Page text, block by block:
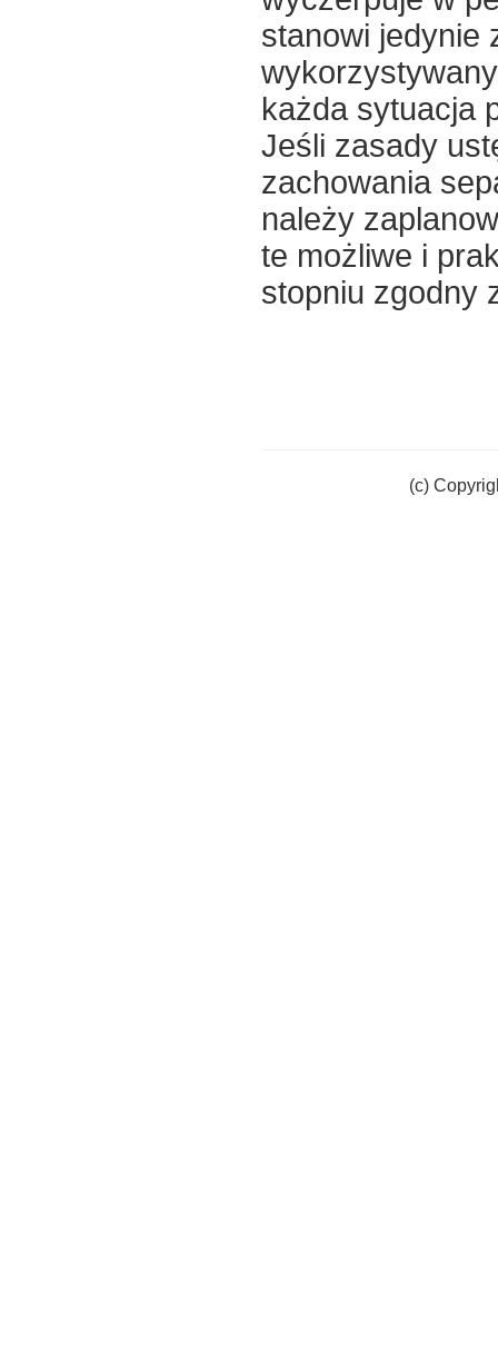
stanowi jedynie
każda sytuacja
Jeśli zasady
zachowania
należy
te możliwe i
stopniu zgodny
(c)